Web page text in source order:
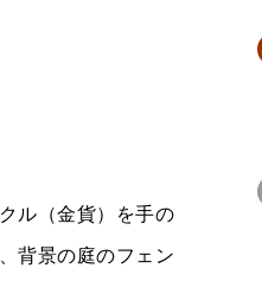
ル（金貨）を手の
背景の庭のフェン